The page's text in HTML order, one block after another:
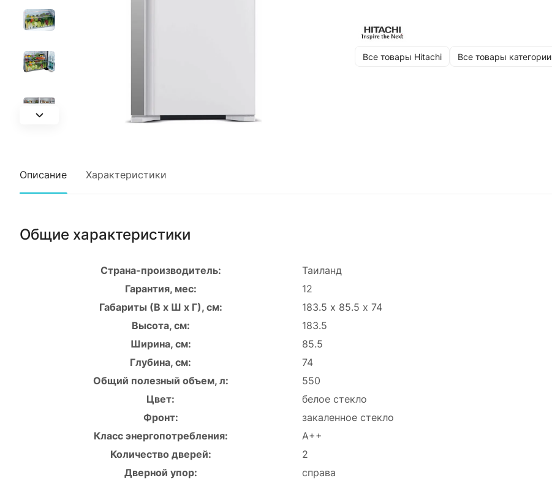
Размеры (ШxВxГ) 855x1835x765 мм
Все товары Hitachi Все товары категории
Описание Характеристики
Общие характеристики
Страна-производитель:
Таиланд
Гарантия, мес:
12
Габариты (В х Ш х Г), см:
183.5 х 85.5 х 74
Высота, см:
183.5
Ширина, см:
85.5
Глубина, см:
74
Общий полезный объем, л:
550
Цвет:
белое стекло
Фронт:
закаленное стекло
Класс энергопотребления:
A++
Количество дверей:
2
Дверной упор:
справа